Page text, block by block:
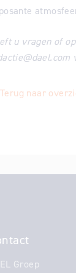
u vragen of
Terug naar
Groep